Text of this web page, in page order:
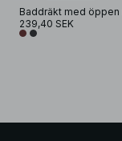
239,40 SEK